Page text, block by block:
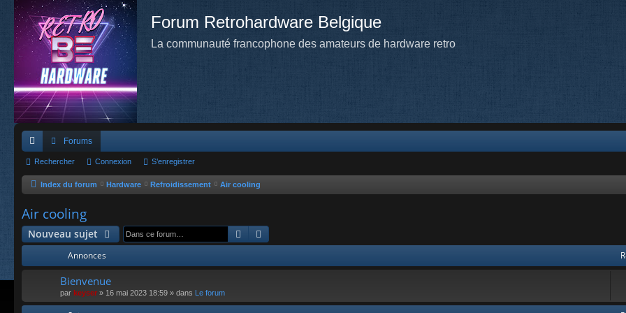
Forum Retrohardware Belgique
La communauté francophone des amateurs de hardware retro
cc
ès
pi
de
Forums
Rechercher Connexion S’enregistrer
Index du forum Hardware Refroidissement Air cooling
Air cooling
Nouveau sujet Rechercher
Annonces
Bienvenue
par keyser » 16 mai 2023 18:59 » dans Le forum